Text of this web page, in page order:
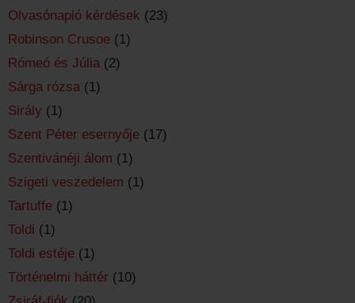
Olvasónapló kérdések (23)
Robinson Crusoe (1)
Rómeó és Júlia (2)
Sárga rózsa (1)
Sirály (1)
Szent Péter esernyője (17)
Szentivánéji álom (1)
Szigeti veszedelem (1)
Tartuffe (1)
Toldi (1)
Toldi estéje (1)
Történelmi háttér (10)